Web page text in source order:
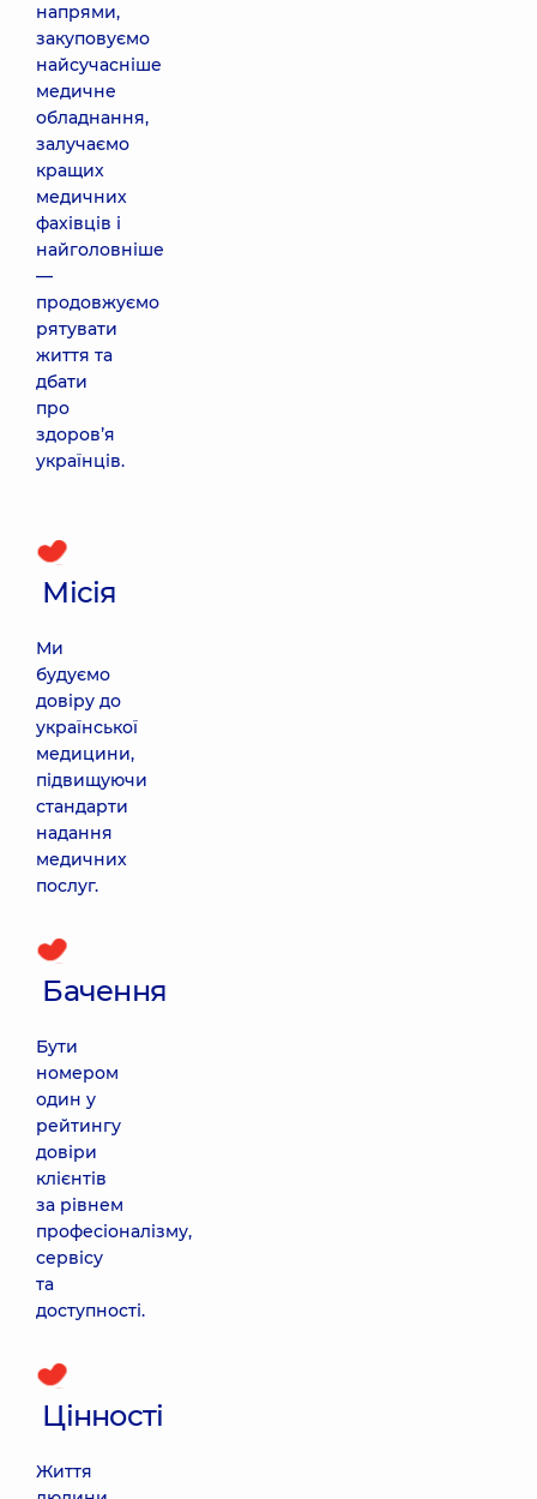
напрями,
закуповуємо
найсучасніше
медичне
обладнання,
залучаємо
кращих
медичних
фахівців і
найголовніше
—
продовжуємо
рятувати
життя та
дбати
про
здоровʼя
українців.
Місія
Ми
будуємо
довіру до
української
медицини,
підвищуючи
стандарти
надання
медичних
послуг.
Бачення
Бути
номером
один у
рейтингу
довіри
клієнтів
за рівнем
професіоналізму,
сервісу
та
доступності.
Цінності
Життя